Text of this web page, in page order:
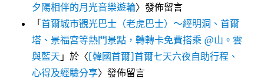
夕陽相伴的月光音樂遊輪〉發佈留言
「首爾城市觀光巴士（老虎巴士）～經明洞、首爾
塔、景福宮等熱門景點，轉轉卡免費搭乘 @山。雲
與藍天 」於〈[韓國首爾]首爾七天六夜自助行程、
心得及經驗分享〉發佈留言